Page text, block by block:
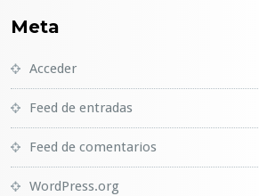
Meta
Acceder
Feed de entradas
Feed de comentarios
WordPress.org